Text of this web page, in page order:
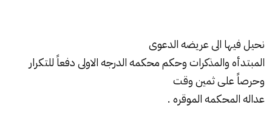
نحيل فيها الى عريضه الدعوى
المبتدأه والمذكرات وحكم محكمه الدرجه الاولى دفعاً للتكرار
وحرصاً على ثمين وقت
عداله المحكمه الموقره .